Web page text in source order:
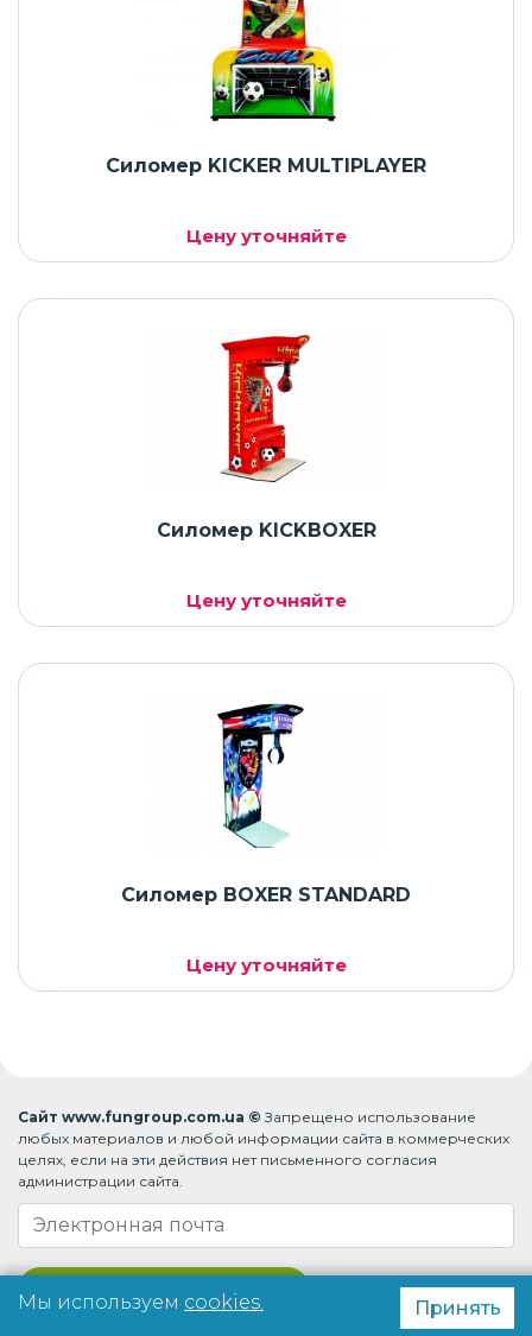
Силомер KICKER MULTIPLAYER
Цену уточняйте
Силомер KICKBOXER
Цену уточняйте
Силомер BOXER STANDARD
Цену уточняйте
Сайт www.fungroup.com.ua ©Запрещено использование
любых материалов и любой информации сайта в коммерческих
целях, если на эти действия нет письменного согласия
администрации сайта.
Подписаться на рассылку
Мы используем cookies. Принять